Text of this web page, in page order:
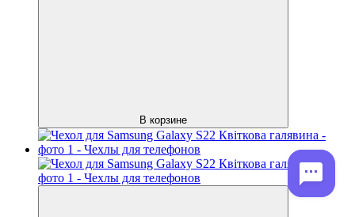
В корзине